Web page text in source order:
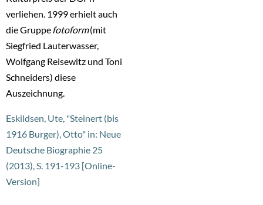
verliehen. 1999 erhielt auch
die Gruppe fotoform(mit
Siegfried Lauterwasser,
Wolfgang Reisewitz und Toni
Schneiders) diese
Auszeichnung.
Eskildsen, Ute, "Steinert (bis
1916 Burger), Otto" in: Neue
Deutsche Biographie 25
(2013), S. 191-193 [Online-
Version]